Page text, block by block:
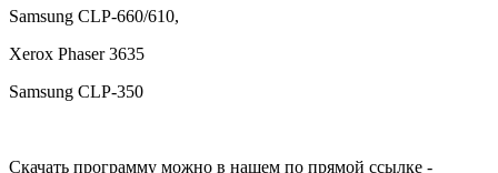
Samsung CLP-660/610,
Xerox Phaser 3635
Samsung CLP-350
Скачать программу можно в нашем по прямой ссылке -